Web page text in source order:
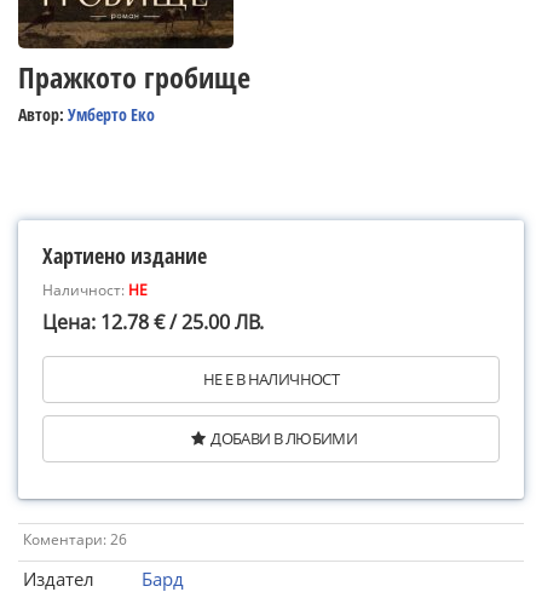
Пражкото гробище
Автор: Умберто Еко
Хартиено издание
Наличност: НЕ
Цена: 12.78 € / 25.00 ЛВ.
НЕ Е В НАЛИЧНОСТ
ДОБАВИ В ЛЮБИМИ
Коментари: 26
Издател
Бард